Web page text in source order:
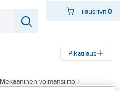
Tilausrivit 0
Pikatilaus
Mekaaninen voimansiirto